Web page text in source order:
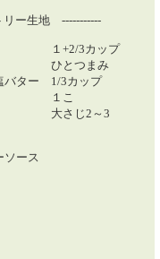
ー生地 -----------
１+2/3カップ
とつまみ
バター 1/3カップ
こ
さじ2～3
ソース